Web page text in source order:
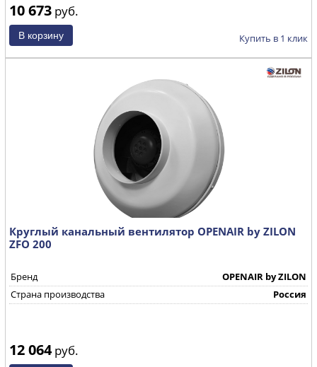
10 673 руб.
Купить в 1 клик
Круглый канальный вентилятор OPENAIR by ZILON
ZFO 200
Бренд
OPENAIR by ZILON
Страна производства
Россия
12 064руб.